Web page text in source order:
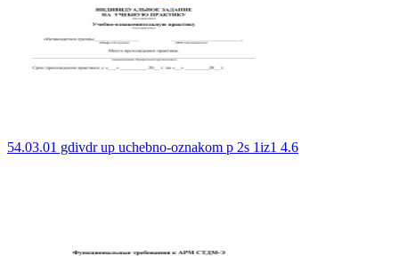
54.03.01 gdivdr up uchebno-oznakom p 2s 1iz1 4.6